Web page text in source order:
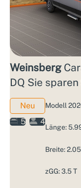
Weinsberg
DQ Sie
Neu
5
4
Modell
Länge:
Breite:
zGG: 3.5 T